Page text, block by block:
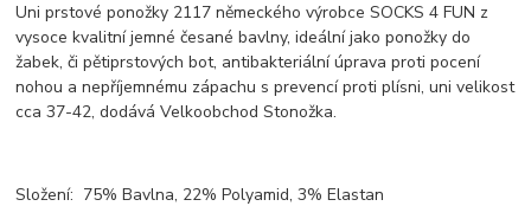
Uni prstové ponožky 2117 německého výrobce SOCKS 4 FUN z
vysoce kvalitní jemné česané bavlny, ideální jako ponožky do
žabek, či pětiprstových bot, antibakteriální úprava proti pocení
nohou a nepříjemnému zápachu s prevencí proti plísni, uni velikost
cca 37-42, dodává Velkoobchod Stonožka.
Složení: 75% Bavlna, 22% Polyamid, 3% Elastan